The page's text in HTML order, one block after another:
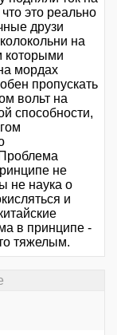
это реально
друзи
на
которыми
мордах
пропускать
вольт на
способности,
не
не наука о
и
в принципе -
тяжелым.